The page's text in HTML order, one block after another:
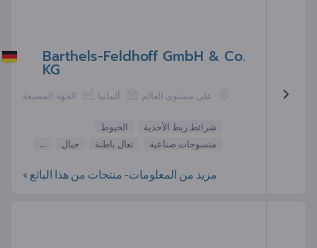
Barthels-Feldhoff GmbH & Co.
KG
الجهة المصنعة ألمانيا على مستوى العالم
شرائط ربط الأحذية
الخيوط
منسوجات صناعية
نعال باطنة حبال ...
مزيد من المعلومات- منتجات من هذا البائع »